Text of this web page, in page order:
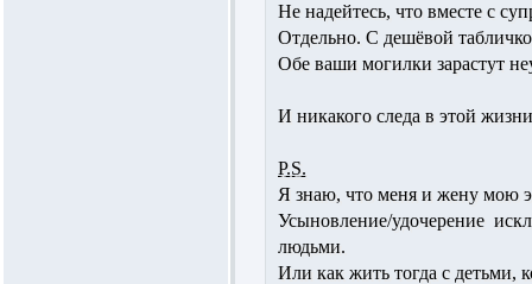
Не надейтесь, что вместе с
Отдельно. С дешёвой
Обе ваши могилки зарастут
И никакого следа в этой
P.S.
Я знаю, что меня и жену мою
Усыновление/удочерение
людьми.
Или как жить тогда с детьми,